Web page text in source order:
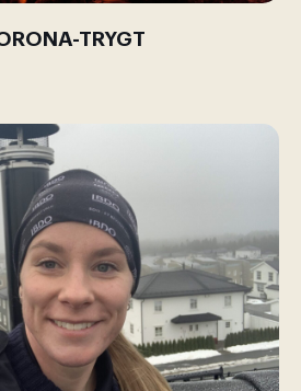
TRYGT